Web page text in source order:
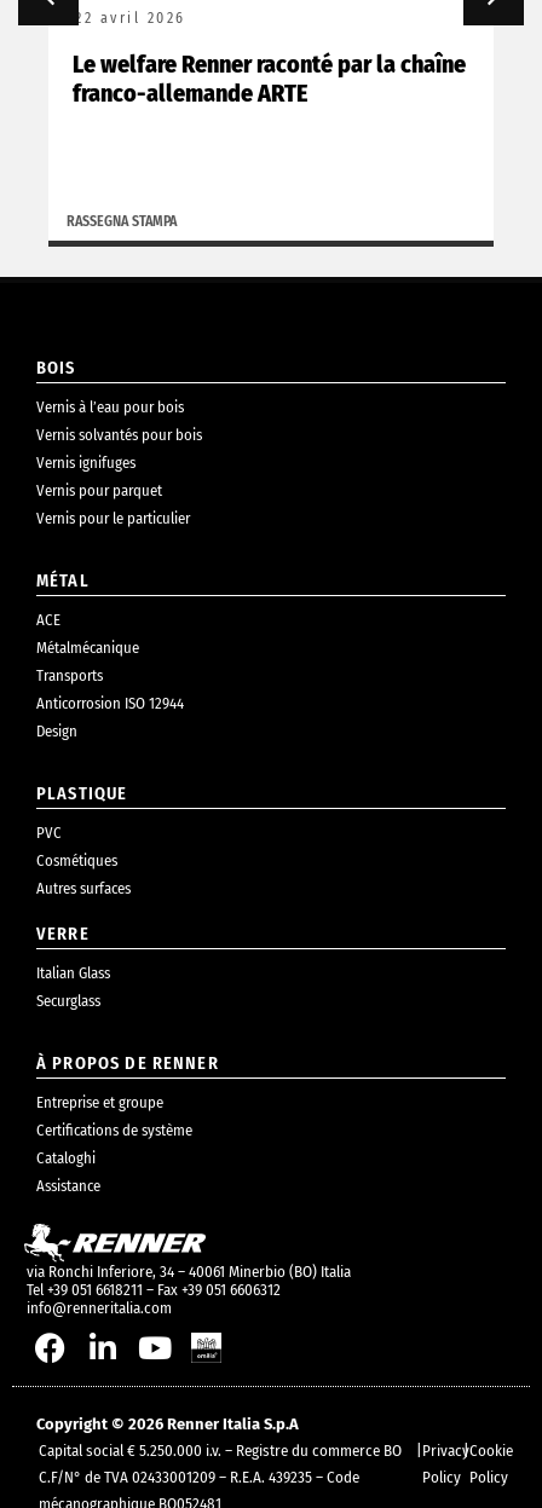
22 avril 2026
Le welfare Renner raconté par la chaîne
franco-allemande ARTE
RASSEGNA STAMPA
BOIS
Vernis à l’eau pour bois
Vernis solvantés pour bois
Vernis ignifuges
Vernis pour parquet
Vernis pour le particulier
MÉTAL
ACE
Métalmécanique
Transports
Anticorrosion ISO 12944
Design
PLASTIQUE
PVC
Cosmétiques
Autres surfaces
VERRE
Italian Glass
Securglass
À PROPOS DE RENNER
Entreprise et groupe
Certifications de système
Cataloghi
Assistance
via Ronchi Inferiore, 34 – 40061 Minerbio (BO) Italia
Tel +39 051 6618211 – Fax +39 051 6606312
info@renneritalia.com
Copyright © 2026 Renner Italia S.p.A
Capital social € 5.250.000 i.v. – Registre du commerce BO
C.F/N° de TVA 02433001209 – R.E.A. 439235 – Code
mécanographique BO052481
|Privacy
Policy
|Cookie
Policy